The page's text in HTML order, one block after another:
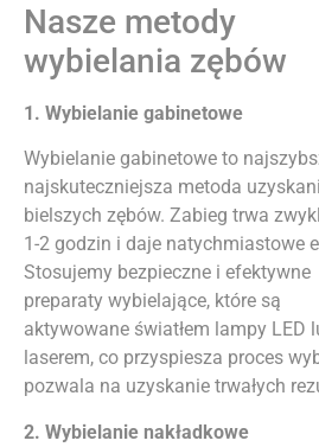
Nasze metody
wybielania zębów
1. Wybielanie gabinetowe
Wybielanie gabinetowe to
najskuteczniejsza metoda
bielszych zębów. Zabieg trwa
1-2 godzin i daje natychmiastowe
Stosujemy bezpieczne i efektywne
preparaty wybielające, które są
aktywowane światłem lampy LED
laserem, co przyspiesza proces
pozwala na uzyskanie trwałych
2. Wybielanie nakładkowe